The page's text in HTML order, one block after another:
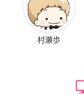
村瀬歩